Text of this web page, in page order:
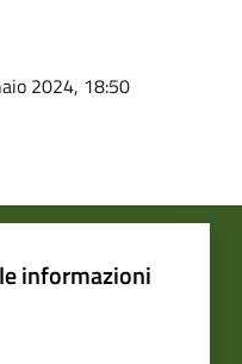
2024, 18:50
informazioni